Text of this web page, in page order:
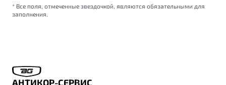
* Все поля, отмеченные звездочкой, являются обязательными для
заполнения.
АНТИКОР-СЕРВИС